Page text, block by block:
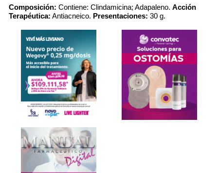
Composición: Contiene: Clindamicina; Adapaleno. Acción
Terapéutica: Antiacneico. Presentaciones: 30 g.